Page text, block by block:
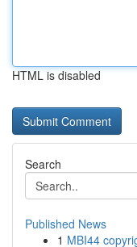
HTML is disabled
Search
Published News
1 MBI44